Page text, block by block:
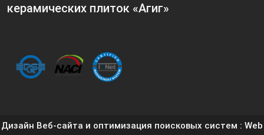
керамических плиток «Агиг»
Дизайн Веб-сайта и оптимизация поисковых систем : Web